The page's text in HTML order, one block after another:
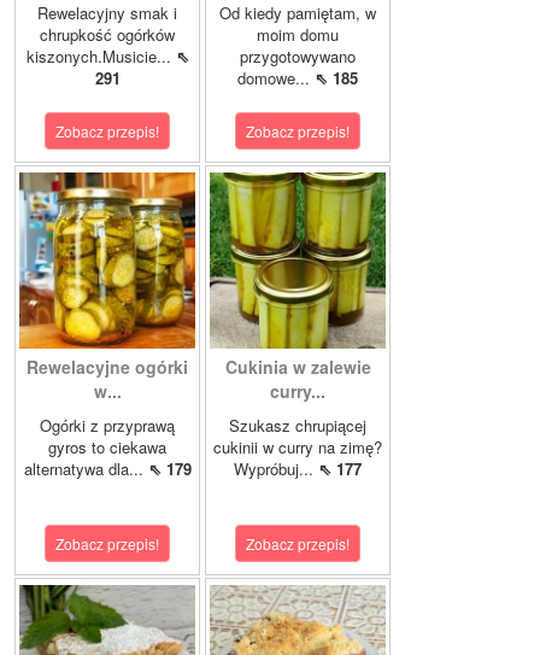
Rewelacyjny smak i
chrupkość ogórków
kiszonych.Musicie... ⇖
291
Zobacz przepis!
Od kiedy pamiętam, w
moim domu
przygotowywano
domowe... ⇖ 185
Zobacz przepis!
Rewelacyjne ogórki
w...
Ogórki z przyprawą
gyros to ciekawa
alternatywa dla... ⇖ 179
Zobacz przepis!
Cukinia w zalewie
curry...
Szukasz chrupiącej
cukinii w curry na zimę?
Wypróbuj... ⇖ 177
Zobacz przepis!